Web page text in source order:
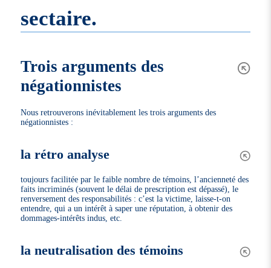
sectaire.
Trois arguments des
négationnistes
Nous retrouverons inévitablement les trois arguments des
négationnistes :
la rétro analyse
toujours facilitée par le faible nombre de témoins, l’ancienneté des
faits incriminés (souvent le délai de prescription est dépassé), le
renversement des responsabilités : c’est la victime, laisse-t-on
entendre, qui a un intérêt à saper une réputation, à obtenir des
dommages-intérêts indus, etc.
la neutralisation des témoins